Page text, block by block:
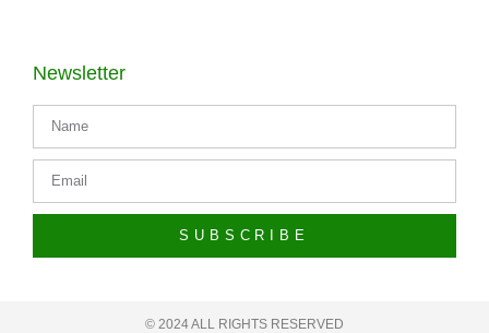
Newsletter
SUBSCRIBE
© 2024 ALL RIGHTS RESERVED​